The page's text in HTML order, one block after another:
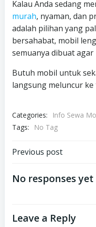
Kalau Anda sedang
murah, nyaman, dan
adalah pilihan yang
bersahabat, mobil
semuanya dibuat
Butuh mobil untuk
langsung meluncur ke
Categories:
Info Sewa
Tags:
No Tag
Post
navigation
Previous post
No responses yet
Leave a Reply